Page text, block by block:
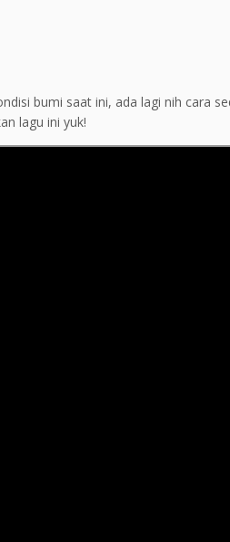
bumi saat ini, ada lagi nih cara
lagu ini yuk!